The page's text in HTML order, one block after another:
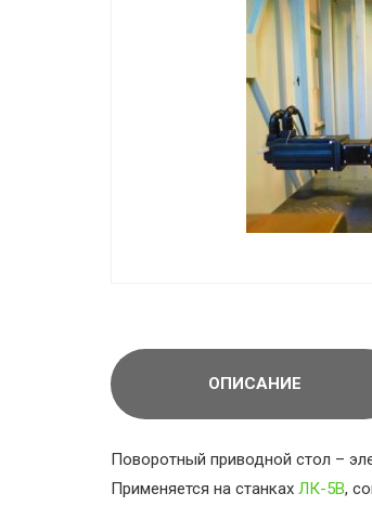
ОПИСАНИЕ
Поворотный приводной стол –
Применяется на станках ЛК-5В,